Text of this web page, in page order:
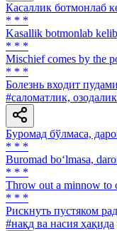
Касаллик ботмонлаб
* * *
Kasallik botmonlab
* * *
Mischief comes by the
* * *
Болезнь входит
#саломатлик, озодалик
Буромад бўлмаса,
* * *
Buromad bo‘lmasa,
* * *
Throw out a minnow to
* * *
Рискнуть пустяком
#нақд ва насия ҳақида